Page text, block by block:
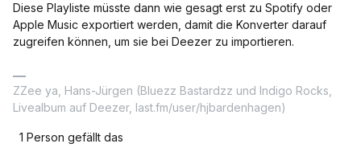
Diese Playliste müsste dann wie gesagt erst zu Spotify oder
Apple Music exportiert werden, damit die Konverter darauf
zugreifen können, um sie bei Deezer zu importieren.
ZZee ya, Hans-Jürgen (Bluezz Bastardzz und Indigo Rocks,
Livealbum auf Deezer, last.fm/user/hjbardenhagen)
1 Person gefällt das